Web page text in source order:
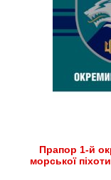
Прапор 1-й
морської